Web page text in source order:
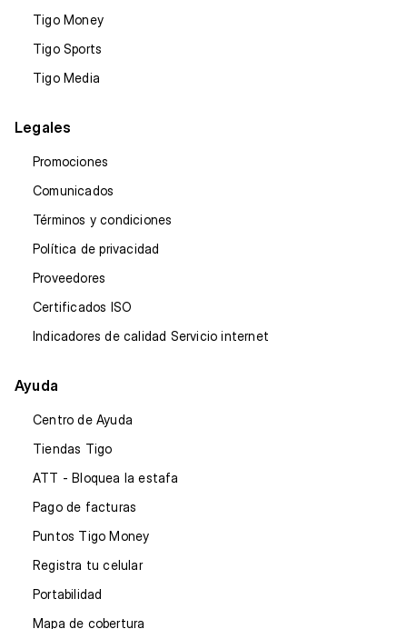
Tigo Money
Tigo Sports
Tigo Media
Legales
Promociones
Comunicados
Términos y condiciones
Política de privacidad
Proveedores
Certificados ISO
Indicadores de calidad Servicio internet
Ayuda
Centro de Ayuda
Tiendas Tigo
ATT - Bloquea la estafa
Pago de facturas
Puntos Tigo Money
Registra tu celular
Portabilidad
Mapa de cobertura